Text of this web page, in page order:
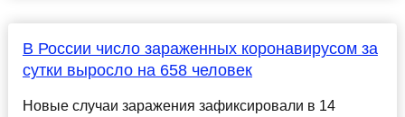
В России число зараженных коронавирусом за
сутки выросло на 658 человек
Новые случаи заражения зафиксировали в 14